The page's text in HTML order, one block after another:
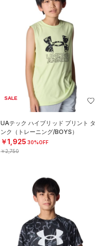
SALE
UAテック ハイブリッド プリント タ
ンク（トレーニング/BOYS）
￥1,925 30%OFF
￥2,750